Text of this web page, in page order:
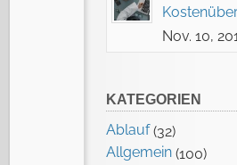
Nov. 10,
KATEGORIEN
Ablauf(32)
Allgemein (100)